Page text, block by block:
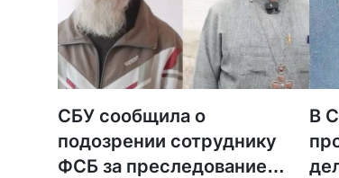
СБУ сообщила о
подозрении сотруднику
ФСБ за преследование
В